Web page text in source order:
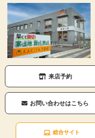
来店予約
お問い合わせはこちら
総合サイト